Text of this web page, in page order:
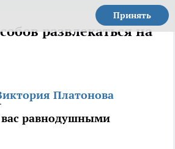
Принять
развлекаться на
Платонова
вас равнодушными